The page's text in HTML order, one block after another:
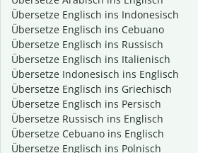
Übersetze Englisch ins Indonesisch
Übersetze Englisch ins Cebuano
Übersetze Englisch ins Russisch
Übersetze Englisch ins Italienisch
Übersetze Indonesisch ins Englisch
Übersetze Englisch ins Griechisch
Übersetze Englisch ins Persisch
Übersetze Russisch ins Englisch
Übersetze Cebuano ins Englisch
Übersetze Englisch ins Polnisch